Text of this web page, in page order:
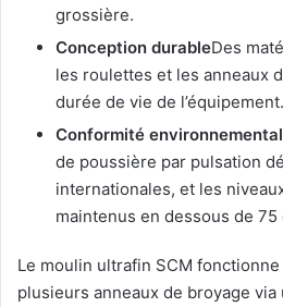
grossière.
Conception durableDes
les roulettes et les anneaux
durée de vie de l’équipement.
Conformité
de poussière par pulsation
internationales, et les
maintenus en dessous de 75
Le moulin ultrafin SCM
plusieurs anneaux de broyage